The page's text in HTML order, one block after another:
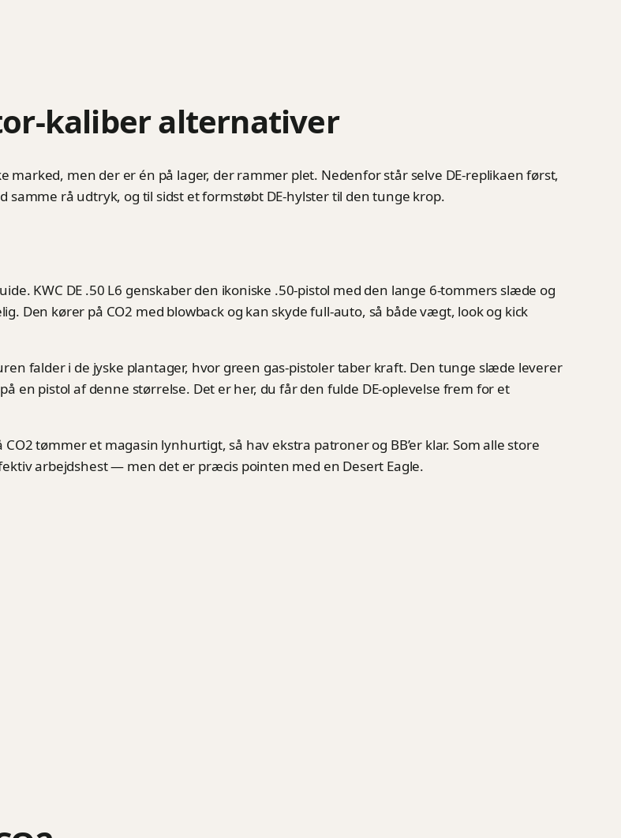
kaliber alternativer
men der er én på lager, der rammer plet. Nedenfor står selve DE-replikaen først,
rå udtryk, og til sidst et formstøbt DE-hylster til den tunge krop.
KWC DE .50 L6 genskaber den ikoniske .50-pistol med den lange 6-tommers slæde og
Den kører på CO2 med blowback og kan skyde full-auto, så både vægt, look og kick
falder i de jyske plantager, hvor green gas-pistoler taber kraft. Den tunge slæde leverer
pistol af denne størrelse. Det er her, du får den fulde DE-oplevelse frem for et
tømmer et magasin lynhurtigt, så hav ekstra patroner og BB’er klar. Som alle store
arbejdshest — men det er præcis pointen med en Desert Eagle.